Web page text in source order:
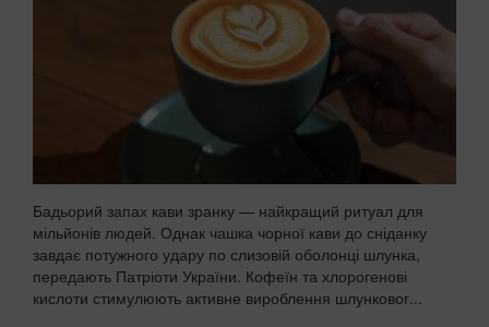
Бадьорий запах кави зранку — найкращий ритуал для
мільйонів людей. Однак чашка чорної кави до сніданку
завдає потужного удару по слизовій оболонці шлунка,
передають Патріоти України. Кофеїн та хлорогенові
кислоти стимулюють активне вироблення шлунковог...